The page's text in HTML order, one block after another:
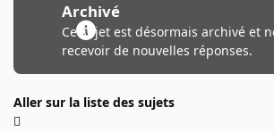
Archivé
Ce sujet est désormais archivé et
recevoir de nouvelles réponses.
Aller sur la liste des sujets